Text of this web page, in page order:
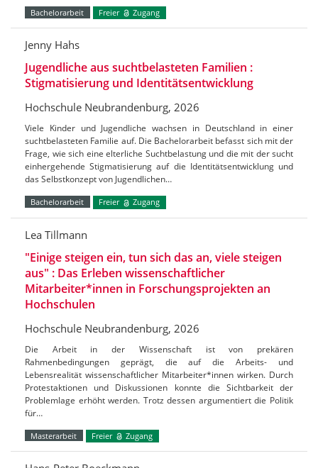
Bachelorarbeit Freier Zugang
Jenny Hahs
Jugendliche aus suchtbelasteten Familien :
Stigmatisierung und Identitätsentwicklung
Hochschule Neubrandenburg, 2026
Viele Kinder und Jugendliche wachsen in Deutschland in einer
suchtbelasteten Familie auf. Die Bachelorarbeit befasst sich mit der
Frage, wie sich eine elterliche Suchtbelastung und die mit der sucht
einhergehende Stigmatisierung auf die Identitätsentwicklung und
das Selbstkonzept von Jugendlichen…
Bachelorarbeit Freier Zugang
Lea Tillmann
"Einige steigen ein, tun sich das an, viele steigen
aus" : Das Erleben wissenschaftlicher
Mitarbeiter*innen in Forschungsprojekten an
Hochschulen
Hochschule Neubrandenburg, 2026
Die Arbeit in der Wissenschaft ist von prekären
Rahmenbedingungen geprägt, die auf die Arbeits- und
Lebensrealität wissenschaftlicher Mitarbeiter*innen wirken. Durch
Protestaktionen und Diskussionen konnte die Sichtbarkeit der
Problemlage erhöht werden. Trotz dessen argumentiert die Politik
für…
Masterarbeit Freier Zugang